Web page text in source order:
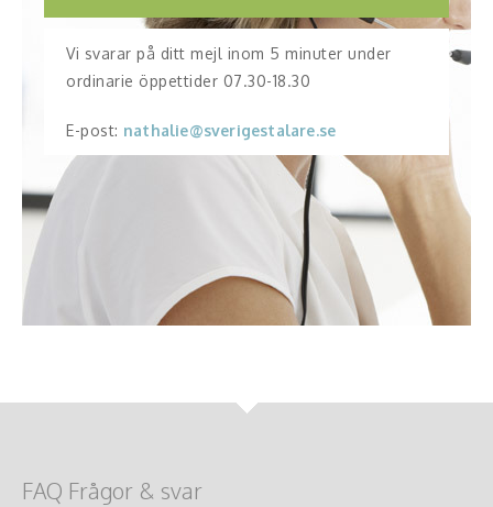
Vi svarar på ditt mejl inom 5 minuter under
ordinarie öppettider 07.30-18.30
E-post: nathalie@sverigestalare.se
FAQ Frågor & svar